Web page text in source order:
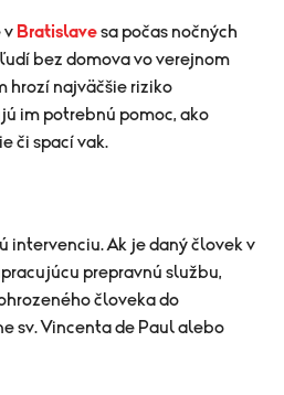
v Bratislavesa počas nočných
bez domova vo verejnom
hrozí najväčšie riziko
im potrebnú pomoc, ako
či spací vak.
intervenciu. Ak je daný človek v
prepravnú službu,
človeka do
sv. Vincenta de Paul alebo